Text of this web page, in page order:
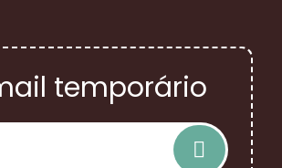
temporário